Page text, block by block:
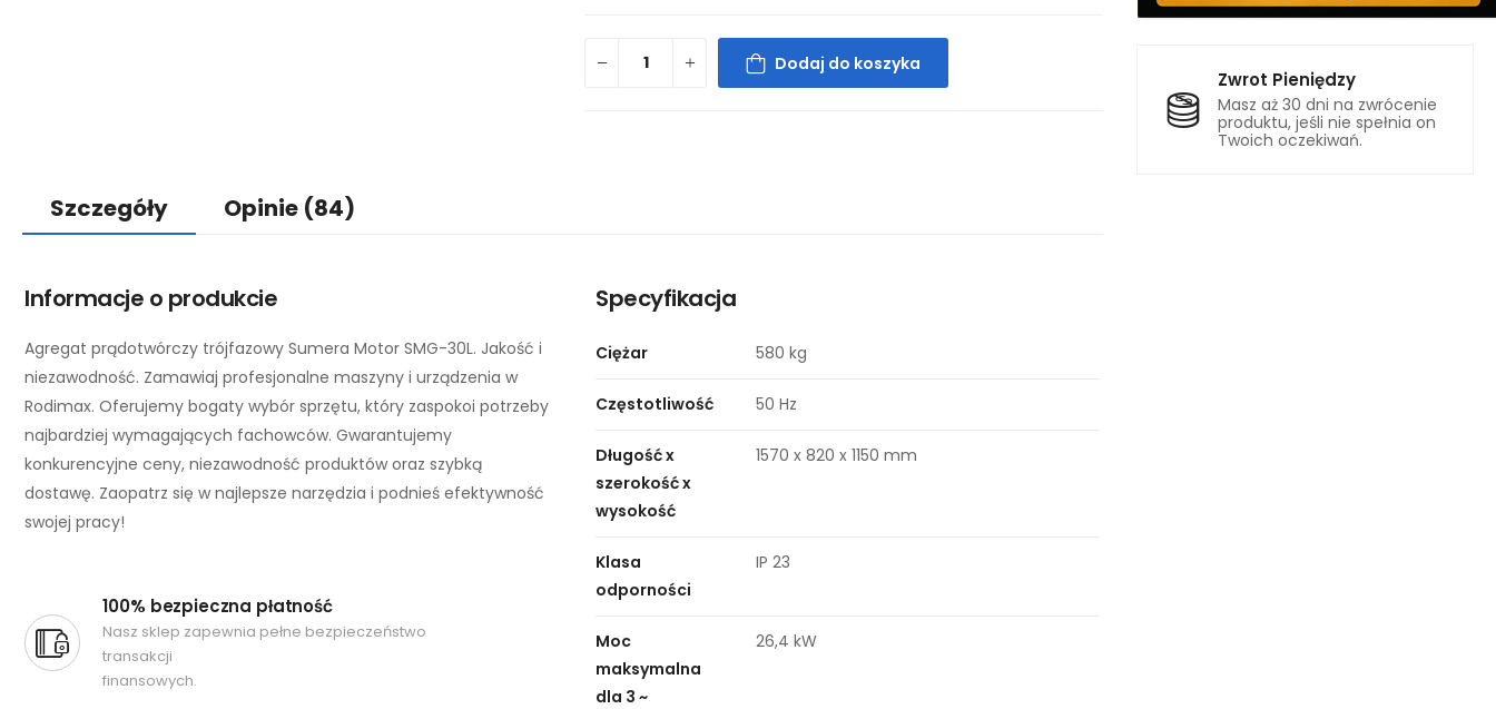
Zwrot Pieniędzy
Masz aż 30 dni na zwrócenie
produktu, jeśli nie spełnia on
Twoich oczekiwań.
Dodaj do koszyka
Szczegóły Opinie (84)
Informacje o produkcie
Agregat prądotwórczy trójfazowy Sumera Motor SMG-30L. Jakość i
niezawodność. Zamawiaj profesjonalne maszyny i urządzenia w
Rodimax. Oferujemy bogaty wybór sprzętu, który zaspokoi potrzeby
najbardziej wymagających fachowców. Gwarantujemy
konkurencyjne ceny, niezawodność produktów oraz szybką
dostawę. Zaopatrz się w najlepsze narzędzia i podnieś efektywność
swojej pracy!
100% bezpieczna płatność
Nasz sklep zapewnia pełne bezpieczeństwo
transakcji
finansowych.
Specyfikacja
Ciężar 580 kg
Częstotliwość 50 Hz
Długość x
szerokość x
wysokość
1570 x 820 x 1150 mm
Klasa
odporności
IP 23
Moc
maksymalna
dla 3 ~
26,4 kW